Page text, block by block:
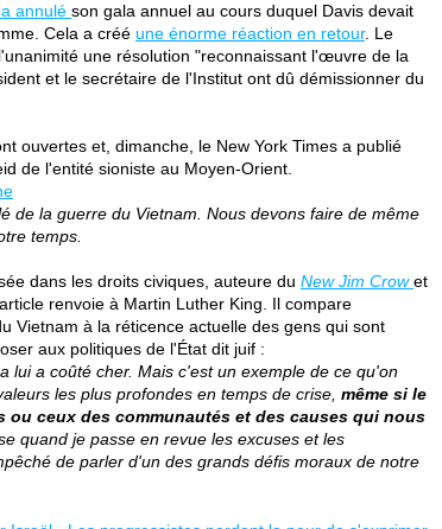
a annulé son gala annuel au cours duquel Davis devait
Cela a créé une énorme réaction en retour. Le
une résolution "reconnaissant l'œuvre de la
et le secrétaire de l'Institut ont dû démissionner du
ouvertes et, dimanche, le New York Times a publié
de l'entité sioniste au Moyen-Orient.
de la guerre du Vietnam. Nous devons faire de même
temps.
dans les droits civiques, auteure du New Jim Crowet
renvoie à Martin Luther King. Il compare
Vietnam à la réticence actuelle des gens qui sont
aux politiques de l'État dit juif :
a coûté cher. Mais c'est un exemple de ce qu'on
les plus profondes en temps de crise, même si le
ceux des communautés et des causes qui nous
quand je passe en revue les excuses et les
de parler d'un des grands défis moraux de notre